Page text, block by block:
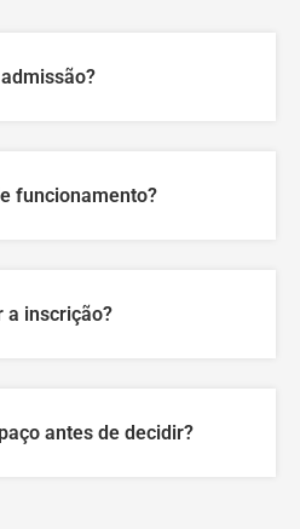
funcionamento?
a inscrição?
antes de decidir?